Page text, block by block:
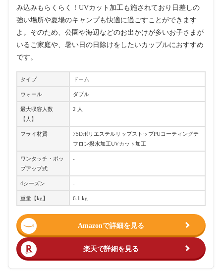
み込みもらくらく！UVカット加工も施されており日差しの
強い場所や夏場のキャンプも快適に過ごすことができます
よ。そのため、公園や海辺などのお出かけが多いお子さまが
いるご家庭や、暑い日の日除けをしたいカップルにおすすめ
です。
タイプ ドーム
ウォール ダブル
最大収容人数
【人】
2 人
フライ材質
75DポリエステルリップストップPUコーティングテ
フロン撥水加工UVカット加工
ワンタッチ・ポッ
プアップ式
-
4シーズン -
重量【kg】 6.1 kg
Amazonで詳細を見る
楽天で詳細を見る